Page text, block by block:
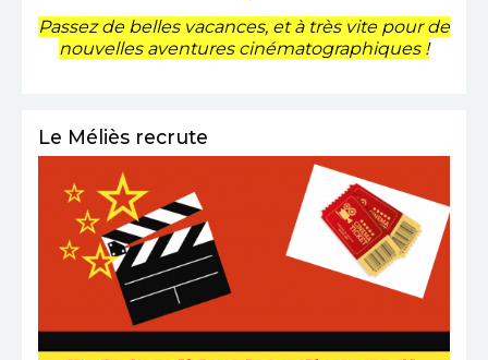
Passez de belles vacances, et à très vite pour de
nouvelles aventures cinématographiques !
Le Méliès recrute